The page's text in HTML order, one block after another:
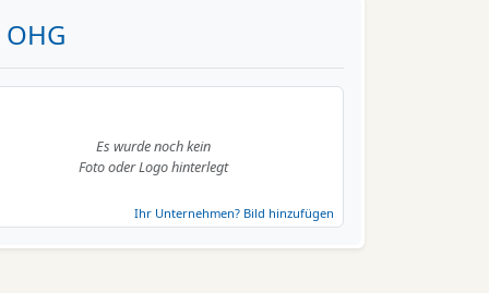
Es wurde noch kein
Foto oder Logo hinterlegt
Ihr Unternehmen? Bild hinzufügen